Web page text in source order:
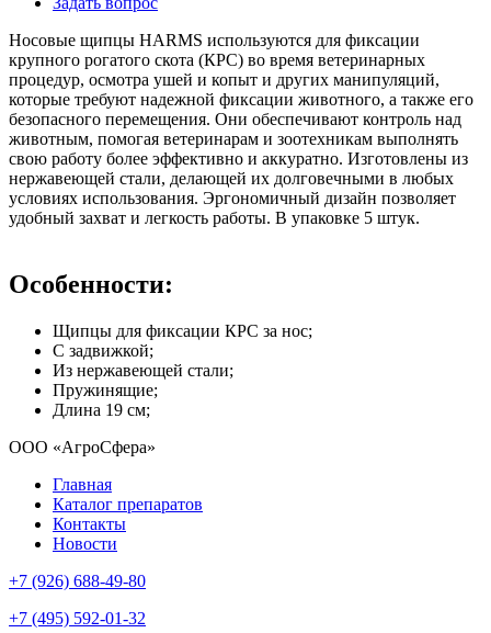
Носовые щипцы HARMS используются для фиксации
крупного рогатого скота (КРС) во время ветеринарных
процедур, осмотра ушей и копыт и других манипуляций,
которые требуют надежной фиксации животного, а также его
безопасного перемещения. Они обеспечивают контроль над
животным, помогая ветеринарам и зоотeхникам выполнять
свою работу более эффективно и аккуратно. Изготовлены из
нержавеющей стали, делающей их долговечными в любых
условиях использования. Эргономичный дизайн позволяет
удобный захват и легкость работы. В упаковке 5 штук.
Особенности:
Щипцы для фиксации КРС за нос;
С задвижкой;
Из нержавеющей стали;
Пружинящие;
Длина 19 см;
ООО «АгроСфера»
Главная
Каталог препаратов
Контакты
Новости
+7 (926) 688-49-80
+7 (495) 592-01-32